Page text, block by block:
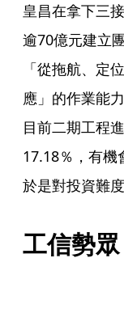
皇昌在拿下三
逾70億元建立
「從拖航、定
應」的作業能
目前二期工程
17.18％，有機
於是對投資難
工信勢